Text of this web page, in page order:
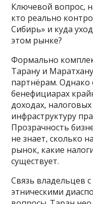
Ключевой вопрос,
кто реально
Сибирь» и куда
этом рынке?
Формально
Тарану и
партнёрам.
бенефициарах
доходах,
инфраструктуру
Прозрачность
не знает, сколько
рынок, какие
существует.
Связь владельцев
этническими